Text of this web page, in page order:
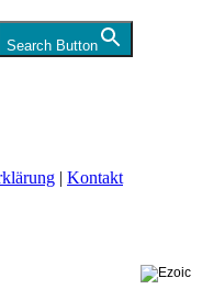
Search Button
| Kontakt